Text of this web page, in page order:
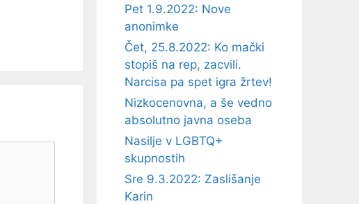
Pet 1.9.2022: Nove
anonimke
Čet, 25.8.2022: Ko mački
stopiš na rep, zacvili.
Narcisa pa spet igra žrtev!
Nizkocenovna, a še vedno
absolutno javna oseba
Nasilje v LGBTQ+
skupnostih
Sre 9.3.2022: Zaslišanje
Karin